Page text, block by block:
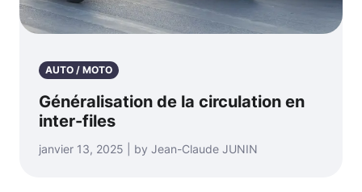
AUTO / MOTO
Généralisation de la circulation en
inter-files
janvier 13, 2025 | by Jean-Claude JUNIN